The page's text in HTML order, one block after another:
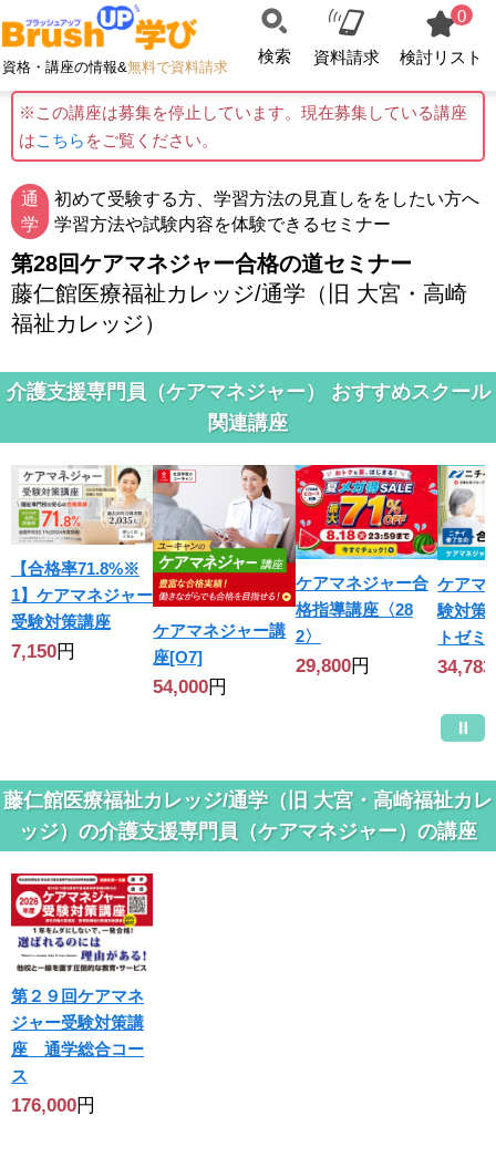
資格・講座の情報&無料で資料請求
検索 資料請求
0
検討リスト
※この講座は募集を停止しています。現在募集している講座
はこちら をご覧ください。
通
学
初めて受験する方、学習方法の見直しををしたい方へ
学習方法や試験内容を体験できるセミナー
第28回ケアマネジャー合格の道セミナー
藤仁館医療福祉カレッジ/通学（旧 大宮・高崎
福祉カレッジ）
介護支援専門員（ケアマネジャー） おすすめスクール
関連講座
【合格率71.8%※
1】ケアマネジャー
受験対策講座
7,150円
ケアマネジャー講
座[O7]
54,000円
ケアマネジャー合
格指導講座〈28
2〉
29,800円
ケアマ
験対策
トゼミ
34,783
藤仁館医療福祉カレッジ/通学（旧 大宮・高崎福祉カレ
ッジ）の介護支援専門員（ケアマネジャー）の講座
第２９回ケアマネ
ジャー受験対策講
座 通学総合コー
ス
176,000円